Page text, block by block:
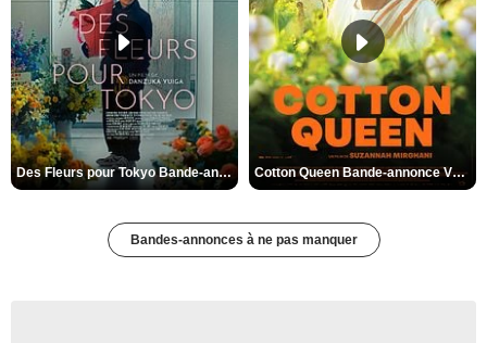
Des Fleurs pour Tokyo Bande-annonce VO STFR Cotton Queen Bande-annonce VO STFR
Bandes-annonces à ne pas manquer